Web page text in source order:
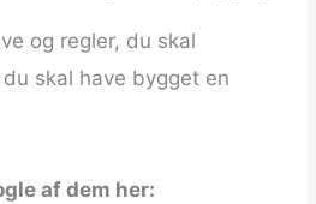
og regler, du skal
skal have bygget en
af dem her: